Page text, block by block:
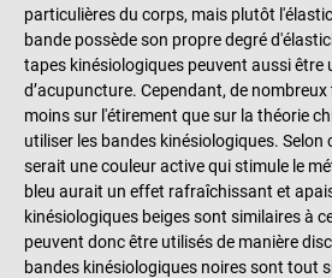
particulières du corps, mais plutôt
bande possède son propre degré
tapes kinésiologiques peuvent aussi être
d’acupuncture. Cependant, de
moins sur l'étirement que sur la théorie
utiliser les bandes kinésiologiques. Selon
serait une couleur active qui stimule le
bleu aurait un effet rafraîchissant et
kinésiologiques beiges sont similaires à
peuvent donc être utilisés de manière
bandes kinésiologiques noires sont tout